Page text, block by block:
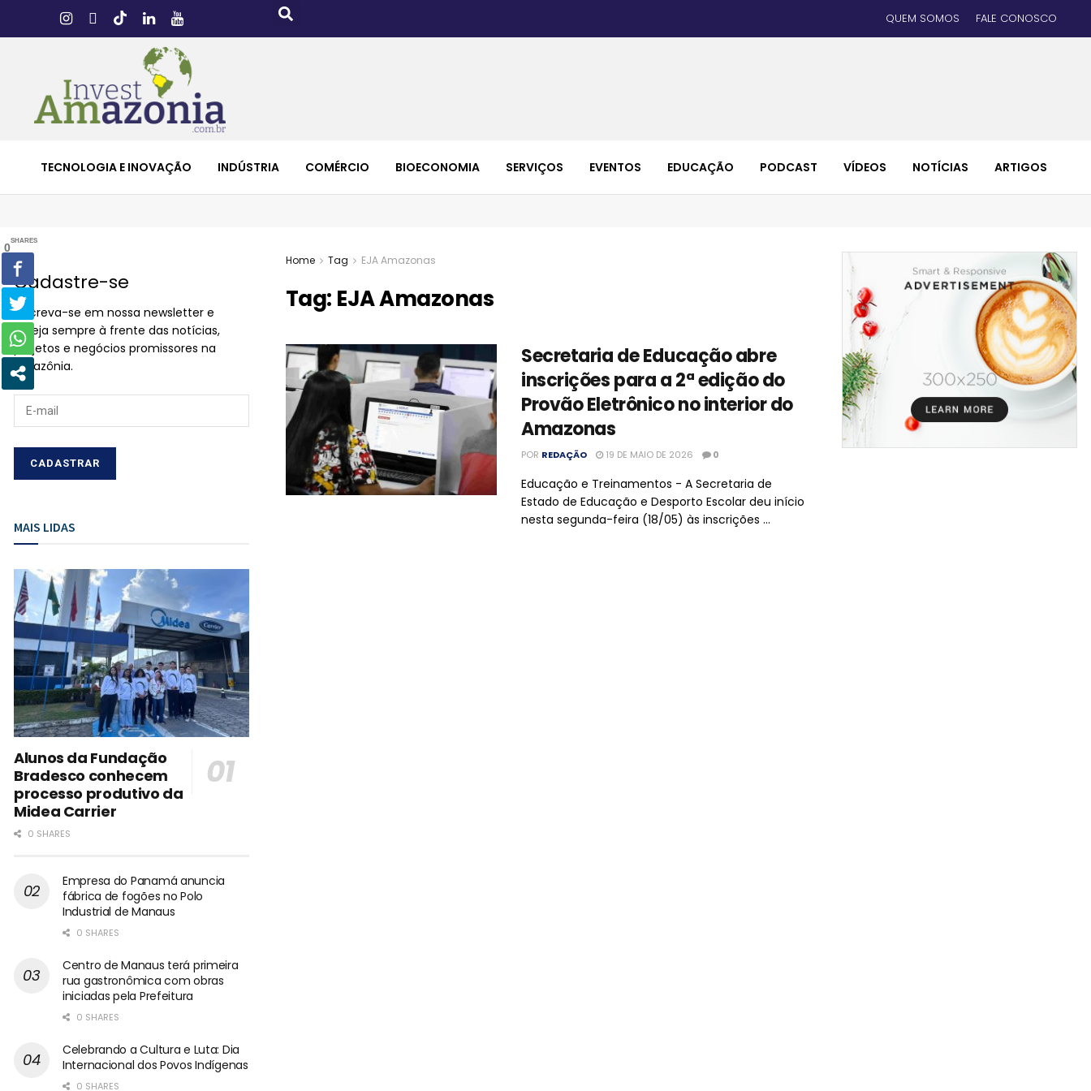
QUEM SOMOS FALE CONOSCO
TECNOLOGIA E INOVAÇÃO INDÚSTRIA COMÉRCIO BIOECONOMIA SERVIÇOS EVENTOS EDUCAÇÃO PODCAST VÍDEOS NOTÍCIAS ARTIGOS
Home Tag EJA Amazonas
Tag: EJA Amazonas
Secretaria de Educação abre
inscrições para a 2ª edição do
Provão Eletrônico no interior do
Amazonas
POR REDAÇÃO 19 DE MAIO DE 2026 0
Educação e Treinamentos - A Secretaria de
Estado de Educação e Desporto Escolar deu início
nesta segunda-feira (18/05) às inscrições ...
Cadastre-se
Inscreva-se em nossa newsletter e
esteja sempre à frente das notícias,
projetos e negócios promissores na
Amazônia.
MAIS LIDAS
Alunos da Fundação
Bradesco conhecem
processo produtivo da
Midea Carrier
0 SHARES
Empresa do Panamá anuncia
fábrica de fogões no Polo
Industrial de Manaus
0 SHARES
Centro de Manaus terá primeira
rua gastronômica com obras
iniciadas pela Prefeitura
0 SHARES
Celebrando a Cultura e Luta: Dia
Internacional dos Povos Indígenas
0 SHARES
0
SHARES